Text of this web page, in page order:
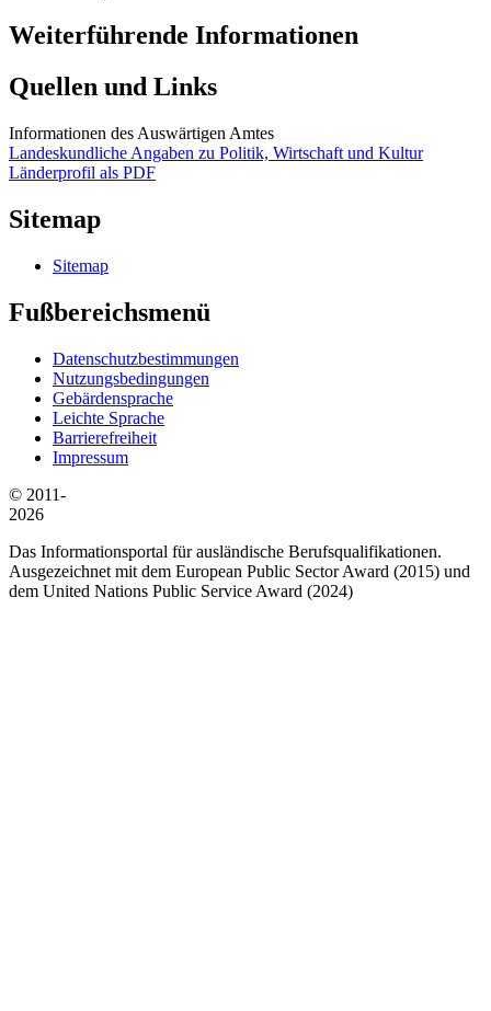
Weiterführende Informationen
Quellen und Links
Informationen des Auswärtigen Amtes
Landeskundliche Angaben zu Politik, Wirtschaft und Kultur
Länderprofil als PDF
Sitemap
Sitemap
Fußbereichsmenü
Datenschutzbestimmungen
Nutzungsbedingungen
Gebärdensprache
Leichte Sprache
Barrierefreiheit
Impressum
© 2011-
2026
Das Informationsportal für ausländische Berufsqualifikationen.
Ausgezeichnet mit dem European Public Sector Award (2015) und
dem United Nations Public Service Award (2024)